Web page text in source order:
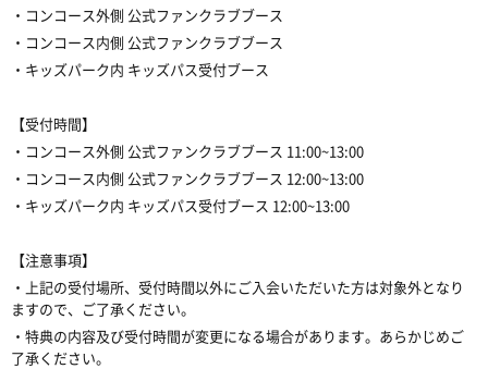
・コンコース外側 公式ファンクラブブース
・コンコース内側 公式ファンクラブブース
・キッズパーク内 キッズパス受付ブース
【受付時間】
・コンコース外側 公式ファンクラブブース 11:00~13:00
・コンコース内側 公式ファンクラブブース 12:00~13:00
・キッズパーク内 キッズパス受付ブース 12:00~13:00
【注意事項】
・上記の受付場所、受付時間以外にご入会いただいた方は対象外となり
ますので、ご了承ください。
・特典の内容及び受付時間が変更になる場合があります。あらかじめご
了承ください。